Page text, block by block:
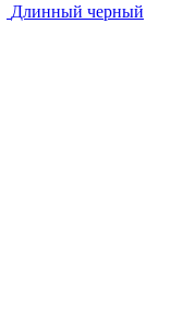
Длинный черный